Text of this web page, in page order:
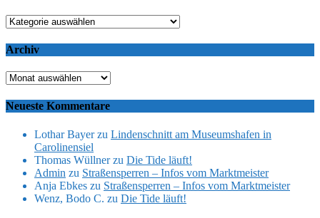
Kategorien
Archiv
Archiv
Neueste Kommentare
Lothar Bayerzu Lindenschnitt am Museumshafen in
Carolinensiel
Thomas Wüllnerzu Die Tide läuft!
Admin zu Straßensperren – Infos vom Marktmeister
Anja Ebkes zu Straßensperren – Infos vom Marktmeister
Wenz, Bodo C. zu Die Tide läuft!